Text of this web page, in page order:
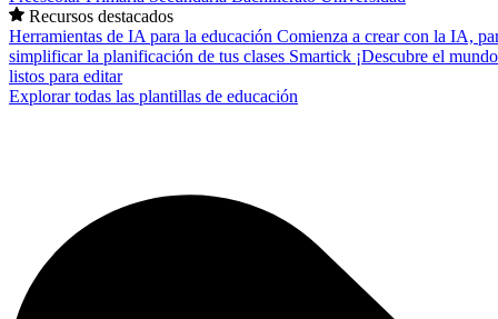
Recursos destacados
Herramientas de IA para la educación Comienza a crear con la IA,
simplificar la planificación de tus clases Smartick ¡Descubre el
listos para editar
Explorar todas las plantillas de educación